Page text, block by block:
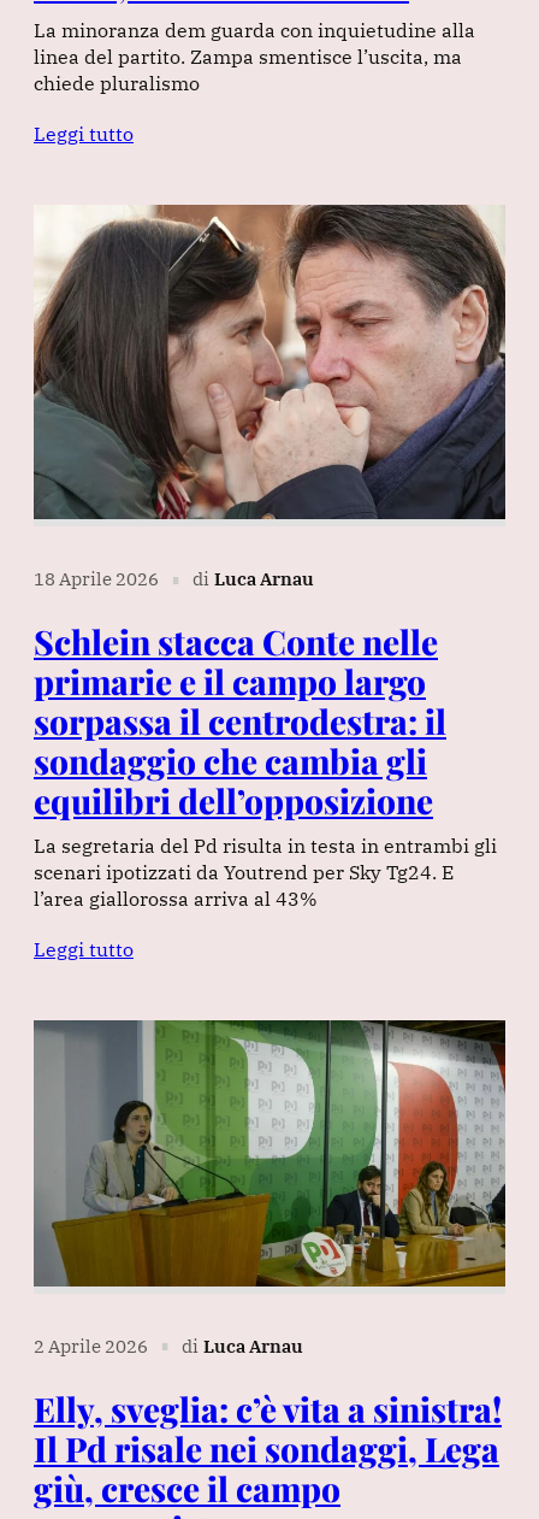
La minoranza dem guarda con inquietudine alla
linea del partito. Zampa smentisce l’uscita, ma
chiede pluralismo
Leggi tutto
18 Aprile 2026 ∎ di Luca Arnau
Schlein stacca Conte nelle
primarie e il campo largo
sorpassa il centrodestra: il
sondaggio che cambia gli
equilibri dell’opposizione
La segretaria del Pd risulta in testa in entrambi gli
scenari ipotizzati da Youtrend per Sky Tg24. E
l’area giallorossa arriva al 43%
Leggi tutto
2 Aprile 2026 ∎ di Luca Arnau
Elly, sveglia: c’è vita a sinistra!
Il Pd risale nei sondaggi, Lega
giù, cresce il campo